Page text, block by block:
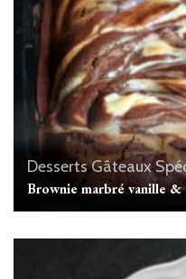
DessertsGâteaux
Brownie marbré vanille &